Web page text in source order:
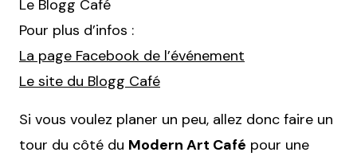
Le Blogg Café
Pour plus d’infos :
La page Facebook de l’événement
Le site du Blogg Café
Si vous voulez planer un peu, allez donc faire un
tour du côté du Modern Art Café pour une